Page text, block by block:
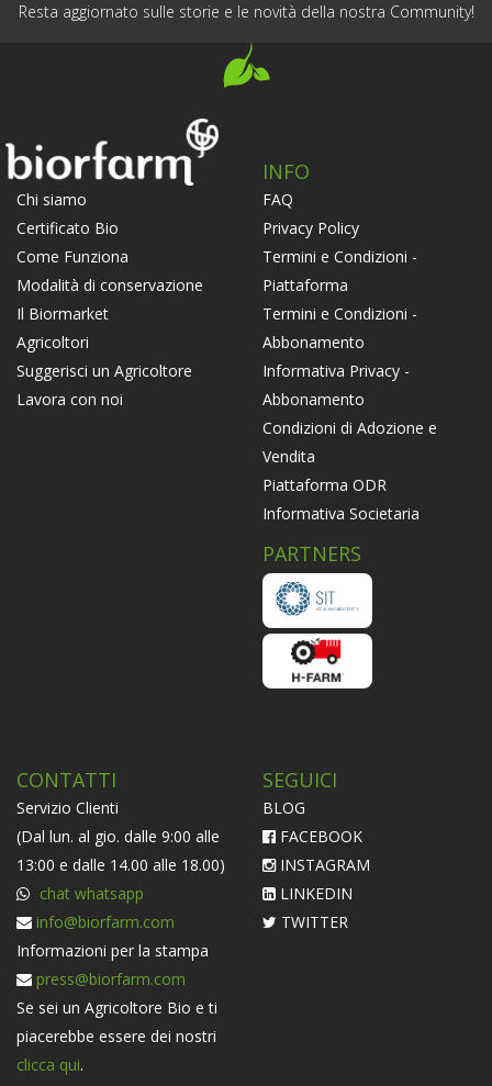
Resta aggiornato sulle storie e le novità della nostra Community!
Chi siamo
Certificato Bio
Come Funziona
Modalità di conservazione
Il Biormarket
Agricoltori
Suggerisci un Agricoltore
Lavora con noi
INFO
FAQ
Privacy Policy
Termini e Condizioni -
Piattaforma
Termini e Condizioni -
Abbonamento
Informativa Privacy -
Abbonamento
Condizioni di Adozione e
Vendita
Piattaforma ODR
Informativa Societaria
PARTNERS
CONTATTI
Servizio Clienti
(Dal lun. al gio. dalle 9:00 alle
13:00 e dalle 14.00 alle 18.00)
chat whatsapp
info@biorfarm.com
Informazioni per la stampa
press@biorfarm.com
Se sei un Agricoltore Bio e ti
piacerebbe essere dei nostri
clicca qui.
SEGUICI
BLOG
FACEBOOK
INSTAGRAM
LINKEDIN
TWITTER